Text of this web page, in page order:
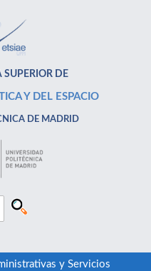
SUPERIOR DE
Y DEL ESPACIO
DE MADRID
y Servicios